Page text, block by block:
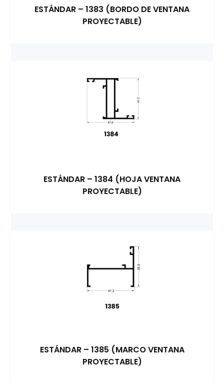
ESTÁNDAR – 1383 (BORDO DE VENTANA
PROYECTABLE)
ESTÁNDAR – 1384 (HOJA VENTANA
PROYECTABLE)
ESTÁNDAR – 1385 (MARCO VENTANA
PROYECTABLE)